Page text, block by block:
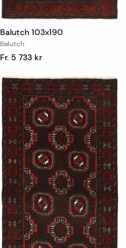
Balutch 103x190
Balutch
Fr. 5 733 kr